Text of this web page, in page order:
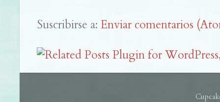
Suscribirse a: Enviar comentarios